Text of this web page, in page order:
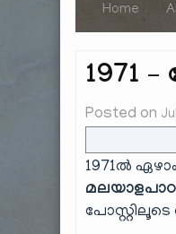
Home
1971
Posted on
1971ൽ